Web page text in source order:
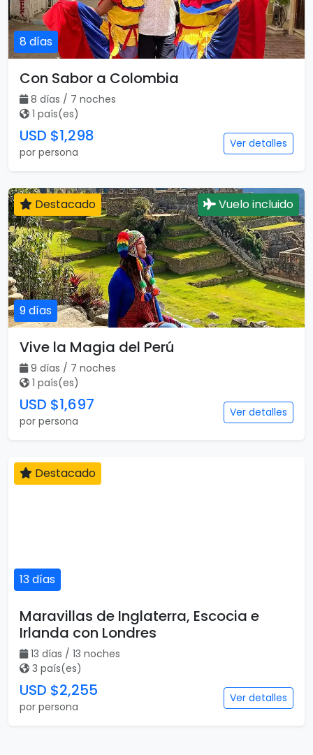
8 días
Con Sabor a Colombia
8 días / 7 noches
1 país(es)
USD $1,298
por persona
Ver detalles
9 días
Destacado Vuelo incluido
Vive la Magia del Perú
9 días / 7 noches
1 país(es)
USD $1,697
por persona
Ver detalles
13 días
Destacado
Maravillas de Inglaterra, Escocia e
Irlanda con Londres
13 días / 13 noches
3 país(es)
USD $2,255
por persona
Ver detalles